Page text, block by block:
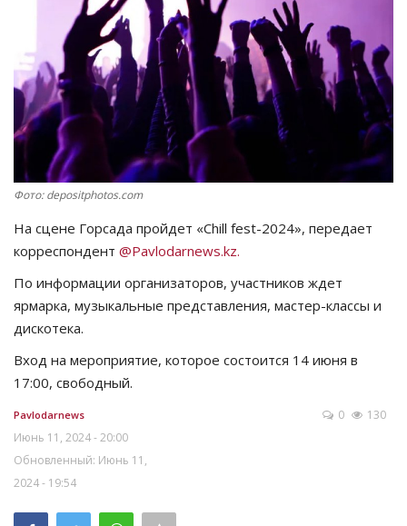
СПЕЦПРОЕКТЫ
СПОРТ
Чек-лист
РАЗВЛЕЧЕНИЯ
Курултай
Язык
Фото: depositphotos.com
На сцене Горсада пройдет «Chill fest-2024», передает
корреспондент @Pavlodarnews.kz.
По информации организаторов, участников ждет
ярмарка, музыкальные представления, мастер-классы и
дискотека.
Вход на мероприятие, которое состоится 14 июня в
17:00, свободный.
Pavlodarnews
Июнь 11, 2024 - 20:00
Обновленный: Июнь 11,
2024 - 19:54
0 130